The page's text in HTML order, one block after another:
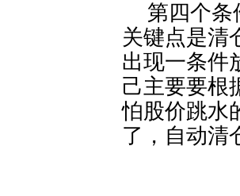
第四个条
关键点是清
出现一条件
己主要要根
怕股价跳水
了，自动清